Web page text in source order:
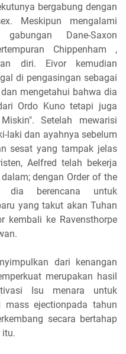
bergabung dengan
Meskipun mengalami
Dane-Saxon
Chippenham ,
diri. Eivor kemudian
di pengasingan sebagai
mengetahui bahwa dia
Ordo Kuno tetapi juga
Setelah mewarisi
laki dan ayahnya sebelum
sesat yang tampak jelas
Aelfred telah bekerja
dengan Order of the
dia berencana untuk
yang takut akan Tuhan
kembali ke Ravensthorpe
dari kenangan
merupakan hasil
Isu menara untuk
ejectionpada tahun
secara bertahap
itu.